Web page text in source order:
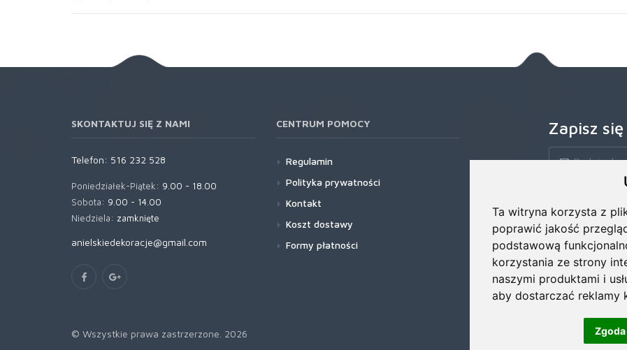
Ta witryna korzysta z
poprawić jakość
podstawową
korzystania ze strony
naszymi produktami i
aby dostarczać reklamy
Zgoda
SKONTAKTUJ SIĘ Z NAMI
Telefon: 516 232 528
Poniedziałek-Piątek: 9.00 - 18.00
Sobota: 9.00 - 14.00
Niedziela: zamknięte
anielskiedekoracje@gmail.com
CENTRUM POMOCY
Regulamin
Polityka prywatności
Kontakt
Koszt dostawy
Formy płatności
Zapisz
Zapisz się do
© Wszystkie prawa zastrzerzone. 2026